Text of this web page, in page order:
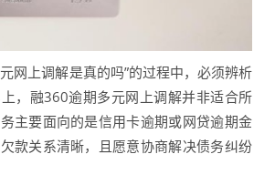
网上调解是真的吗”的过程中，必须辨析
，融360逾期多元网上调解并非适合所
主要面向的是信用卡逾期或网贷逾期金
款关系清晰，且愿意协商解决债务纠纷